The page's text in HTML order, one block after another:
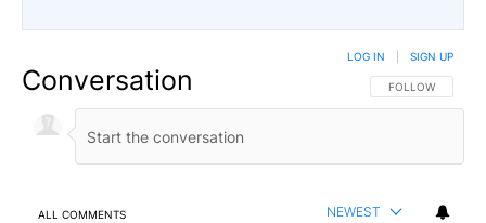
Conversation FOLLOW THIS
FOLLOW
LOG IN SIGN UP
ALL COMMENTS NEWEST